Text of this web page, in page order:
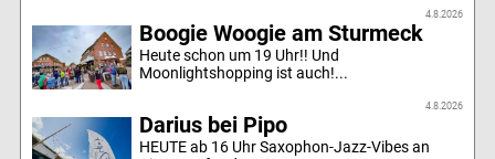
4.8.2026
Boogie Woogie am Sturmeck
Heute schon um 19 Uhr!! Und
Moonlightshopping ist auch!...
4.8.2026
Darius bei Pipo
HEUTE ab 16 Uhr Saxophon-Jazz-Vibes an